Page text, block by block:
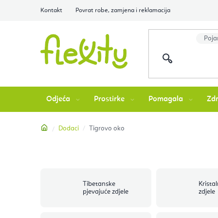
Kontakt Povrat robe, zamjena i reklamacija
Odjeća Prostirke Pomagala
Početna
Dodaci Tigrovo oko
Tibetanske
pjevajuće zdjele
zdjele